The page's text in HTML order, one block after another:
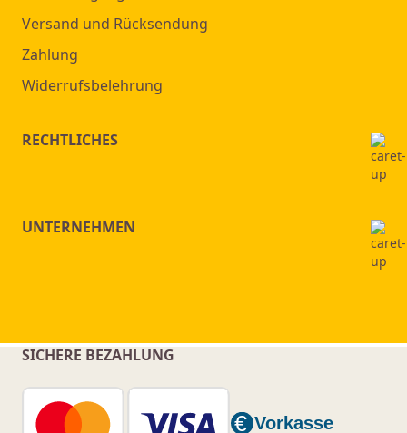
Versand und Rücksendung
Zahlung
Widerrufsbelehrung
RECHTLICHES
UNTERNEHMEN
SICHERE BEZAHLUNG